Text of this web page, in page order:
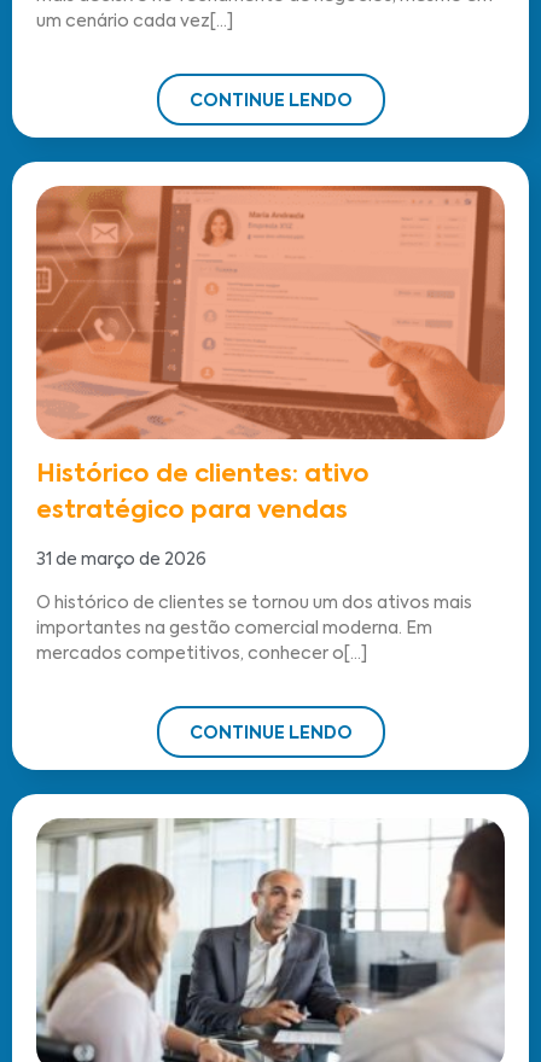
um cenário cada vez[...]
CONTINUE LENDO
Histórico de clientes: ativo
estratégico para vendas
31 de março de 2026
O histórico de clientes se tornou um dos ativos mais
importantes na gestão comercial moderna. Em
mercados competitivos, conhecer o[...]
CONTINUE LENDO